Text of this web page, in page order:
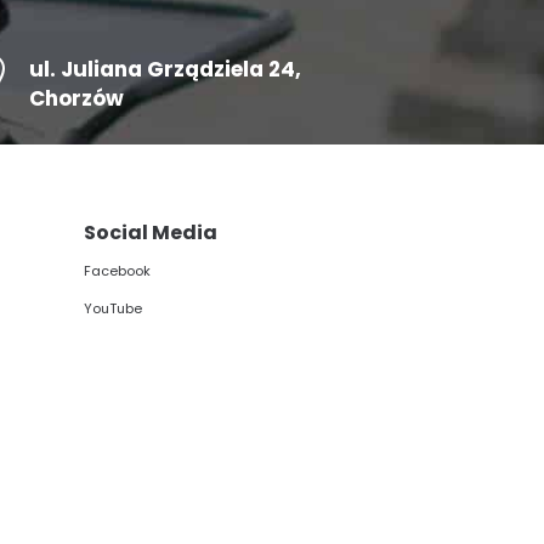
ul. Juliana Grządziela 24,
Chorzów
Social Media
Facebook
YouTube